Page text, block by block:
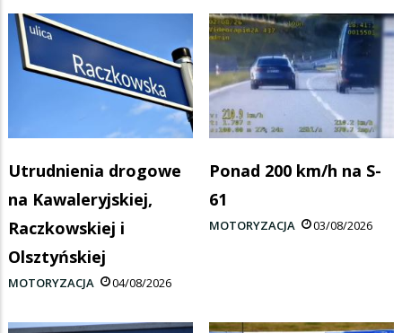
Utrudnienia drogowe
na Kawaleryjskiej,
Raczkowskiej i
Olsztyńskiej
MOTORYZACJA 04/08/2026
Ponad 200 km/h na S-
61
MOTORYZACJA 03/08/2026